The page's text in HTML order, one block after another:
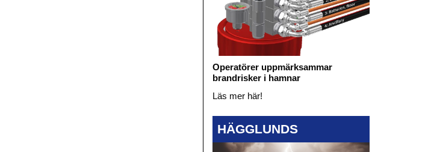
Operatörer uppmärksammar
brandrisker i hamnar
Läs mer här!
HÄGGLUNDS